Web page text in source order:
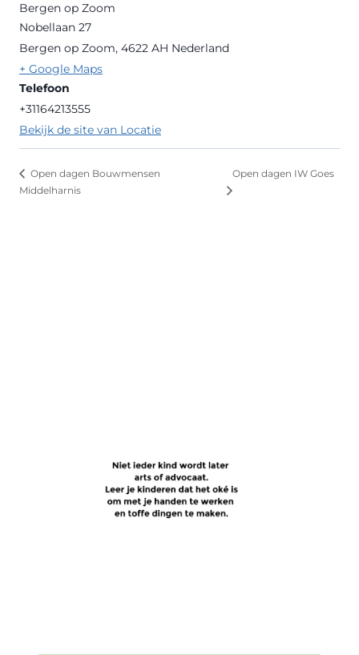
Bergen op Zoom
Nobellaan 27
Bergen op Zoom, 4622 AH Nederland
+ Google Maps
Telefoon
+31164213555
Bekijk de site van Locatie
Open dagen Bouwmensen
Middelharnis
Open dagen IW Goes